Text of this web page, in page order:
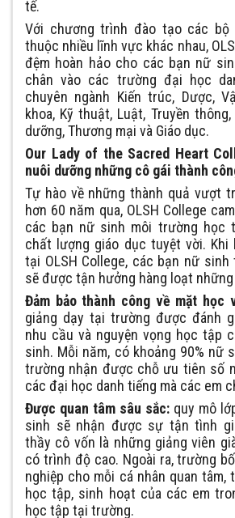
tế.
Với chương trình đào tạo các bộ
thuộc nhiều lĩnh vực khác nhau,
đệm hoàn hảo cho các bạn nữ
chân vào các trường đại học
chuyên ngành Kiến trúc, Dược,
khoa, Kỹ thuật, Luật, Truyền
dưỡng, Thương mại và Giáo dục.
Our Lady of the Sacred Heart
nuôi dưỡng những cô gái thành
Tự hào về những thành quả vượt
hơn 60 năm qua, OLSH College
các bạn nữ sinh môi trường học
chất lượng giáo dục tuyệt vời.
tại OLSH College, các bạn nữ
sẽ được tận hưởng hàng loạt
Đảm bảo thành công về mặt học
giảng dạy tại trường được đánh
nhu cầu và nguyện vọng học tập
sinh. Mỗi năm, có khoảng 90% nữ
trường nhận được chỗ ưu tiên số
các đại học danh tiếng mà các em
Được quan tâm sâu sắc: quy mô
sinh sẽ nhận được sự tận tình
thầy cô vốn là những giảng viên
có trình độ cao. Ngoài ra, trường
nghiệp cho mỗi cá nhân quan tâm,
học tập, sinh hoạt của các em
học tập tại trường.